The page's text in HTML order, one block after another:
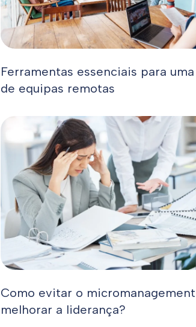
Ferramentas essenciais para
de equipas remotas
Como evitar o
melhorar a liderança?